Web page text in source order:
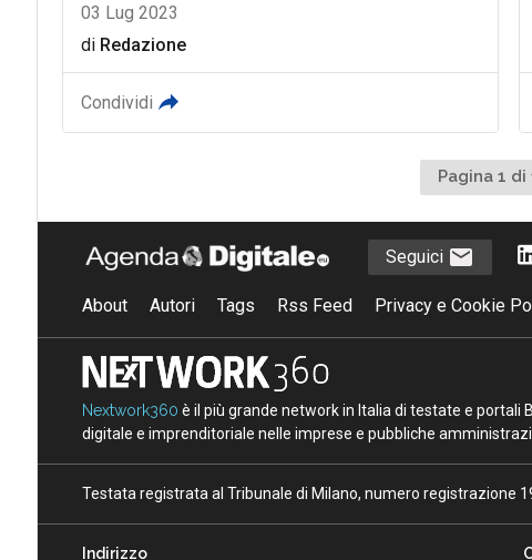
03 Lug 2023
di Redazione
Condividi
Pagina 1 di
Seguici
About Autori Tags Rss Feed Privacy e Cookie
Nextwork360 è il più grande network in Italia di testate e portali
digitale e imprenditoriale nelle imprese e pubbliche
Testata registrata al Tribunale di Milano, numero registrazione
Indirizzo